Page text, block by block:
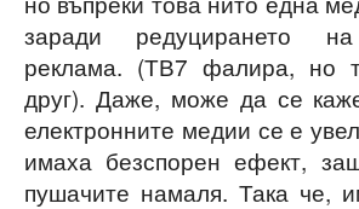
заради редуцирането
реклама. (ТВ7 фалира, но
друг). Даже, може да се
електронните медии се е
имаха безспорен ефект,
пушачите намаля. Така че,